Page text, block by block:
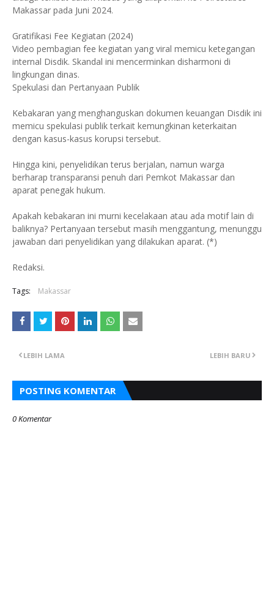
Makassar pada Juni 2024.
Gratifikasi Fee Kegiatan (2024)
Video pembagian fee kegiatan yang viral memicu ketegangan
internal Disdik. Skandal ini mencerminkan disharmoni di
lingkungan dinas.
Spekulasi dan Pertanyaan Publik
Kebakaran yang menghanguskan dokumen keuangan Disdik ini
memicu spekulasi publik terkait kemungkinan keterkaitan
dengan kasus-kasus korupsi tersebut.
Hingga kini, penyelidikan terus berjalan, namun warga
berharap transparansi penuh dari Pemkot Makassar dan
aparat penegak hukum.
Apakah kebakaran ini murni kecelakaan atau ada motif lain di
baliknya? Pertanyaan tersebut masih menggantung, menunggu
jawaban dari penyelidikan yang dilakukan aparat. (*)
Redaksi.
Tags: Makassar
LEBIH BARU
LEBIH LAMA
POSTING KOMENTAR
0 Komentar